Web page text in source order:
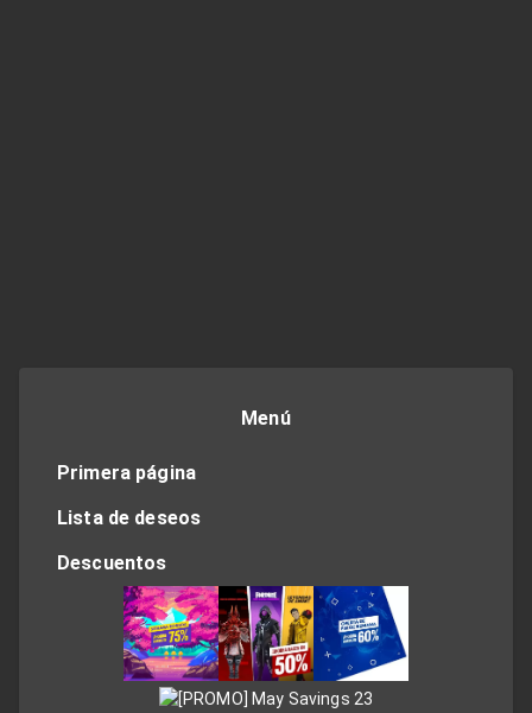
Menú
Primera página
Lista de deseos
Descuentos